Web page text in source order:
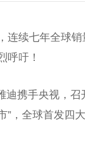
连续七年全球
呼吁！
迪携手央视，
，全球首发四